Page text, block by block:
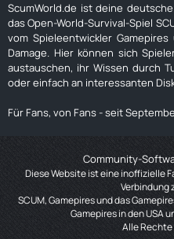
ScumWorld.de ist deine
das Open-World-Survival-Spiel
vom Spieleentwickler
Damage. Hier können sich
austauschen, ihr Wissen durch
oder einfach an interessanten
Für Fans, von Fans - seit
Community-
Diese Website ist eine inoffizielle
Verbindung
SCUM, Gamepires und das
Gamepires in den USA
Alle